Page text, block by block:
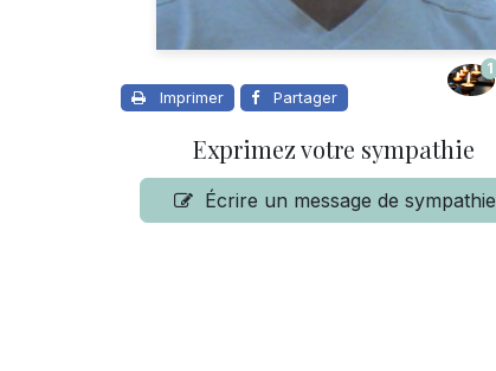
Imprimer Partager
1
Exprimez votre sympathie
Écrire un message de sympathie